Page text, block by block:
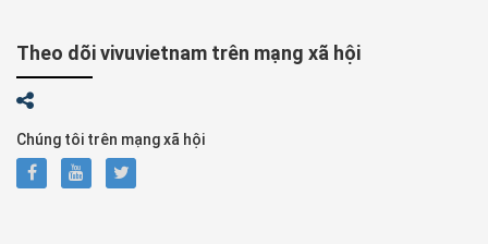
Theo dõi vivuvietnam trên mạng xã hội
Chúng tôi trên mạng xã hội